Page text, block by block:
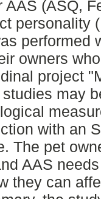
AAS (ASQ,
personality
performed
owners
project
studies may
with an
The pet
AAS
they can